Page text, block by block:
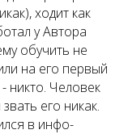
ходит как
у Автора
обучить не
на его первый
никто. Человек
его никак.
в инфо-